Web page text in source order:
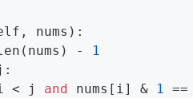
nums) :
-
1
< j and nums[i] & 1 ==